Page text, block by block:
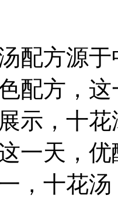
配方源
配方，
示，十
一天，
，十花